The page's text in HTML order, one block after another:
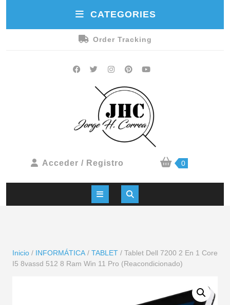
CATEGORIES
Order Tracking
Acceder / Registro 0
Inicio / INFORMÁTICA / TABLET / Tablet Dell 7200 2 En 1 Core
I5 8vassd 512 8 Ram Win 11 Pro (Reacondicionado)